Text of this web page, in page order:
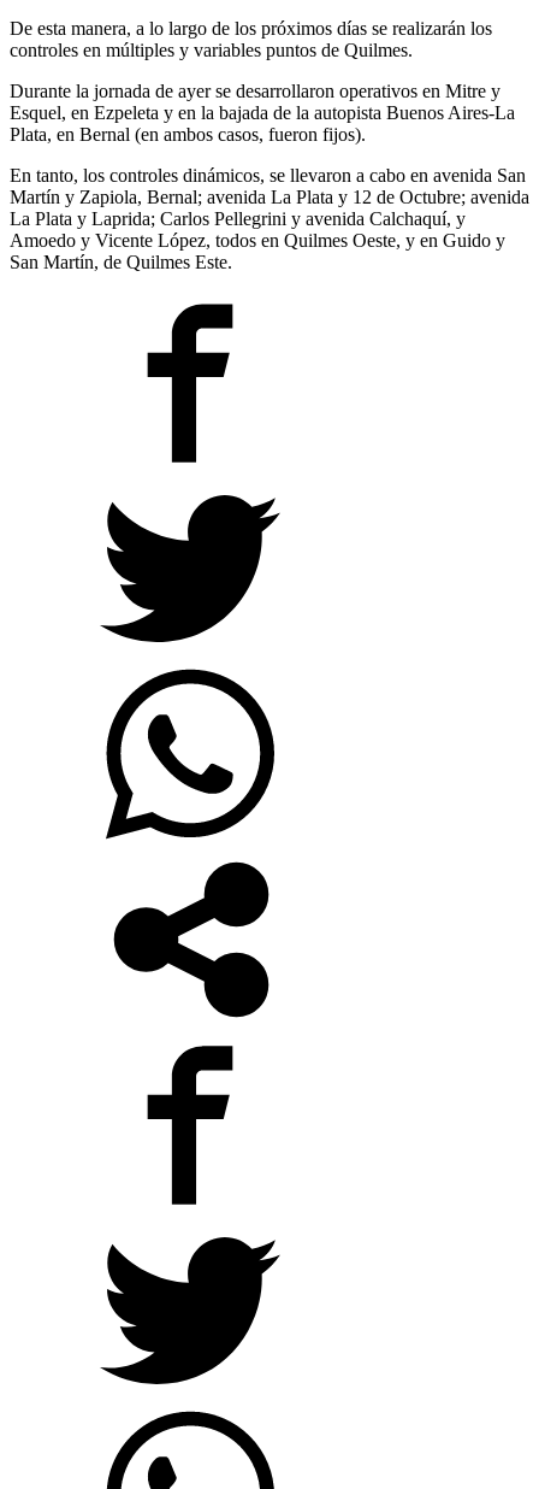
De esta manera, a lo largo de los próximos días se realizarán los
controles en múltiples y variables puntos de Quilmes.
Durante la jornada de ayer se desarrollaron operativos en Mitre y
Esquel, en Ezpeleta y en la bajada de la autopista Buenos Aires-La
Plata, en Bernal (en ambos casos, fueron fijos).
En tanto, los controles dinámicos, se llevaron a cabo en avenida San
Martín y Zapiola, Bernal; avenida La Plata y 12 de Octubre; avenida
La Plata y Laprida; Carlos Pellegrini y avenida Calchaquí, y
Amoedo y Vicente López, todos en Quilmes Oeste, y en Guido y
San Martín, de Quilmes Este.